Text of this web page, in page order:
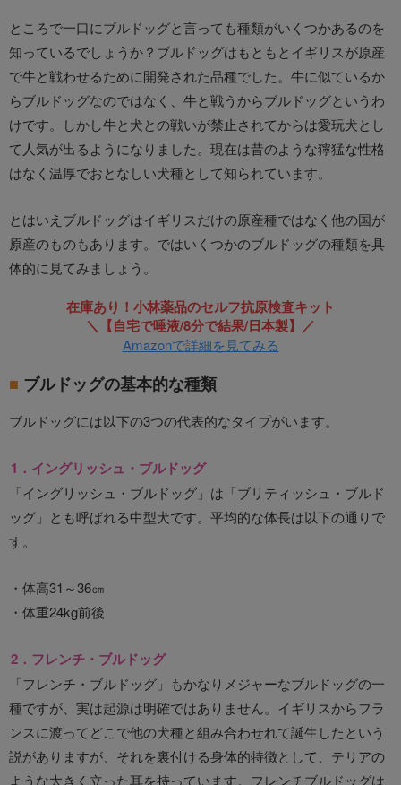
ところで一口にブルドッグと言っても種類がいくつかあるのを
知っているでしょうか？ブルドッグはもともとイギリスが原産
で牛と戦わせるために開発された品種でした。牛に似ているか
らブルドッグなのではなく、牛と戦うからブルドッグというわ
けです。しかし牛と犬との戦いが禁止されてからは愛玩犬とし
て人気が出るようになりました。現在は昔のような獰猛な性格
はなく温厚でおとなしい犬種として知られています。
とはいえブルドッグはイギリスだけの原産種ではなく他の国が
原産のものもあります。ではいくつかのブルドッグの種類を具
体的に見てみましょう。
在庫あり！小林薬品のセルフ抗原検査キット
＼【自宅で唾液/8分で結果/日本製】／
Amazonで詳細を見てみる
ブルドッグの基本的な種類
ブルドッグには以下の3つの代表的なタイプがいます。
1．イングリッシュ・ブルドッグ
「イングリッシュ・ブルドッグ」は「ブリティッシュ・ブルド
ッグ」とも呼ばれる中型犬です。平均的な体長は以下の通りで
す。
・体高31～36㎝
・体重24kg前後
2．フレンチ・ブルドッグ
「フレンチ・ブルドッグ」もかなりメジャーなブルドッグの一
種ですが、実は起源は明確ではありません。イギリスからフラ
ンスに渡ってどこで他の犬種と組み合わせれて誕生したという
説がありますが、それを裏付ける身体的特徴として、テリアの
ような大きく立った耳を持っています。フレンチブルドッグは